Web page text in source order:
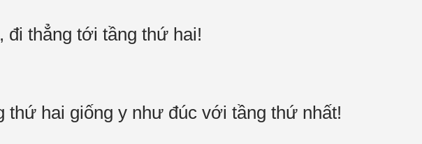
thẳng tới tầng thứ hai!
thứ hai giống y như đúc với tầng thứ nhất!